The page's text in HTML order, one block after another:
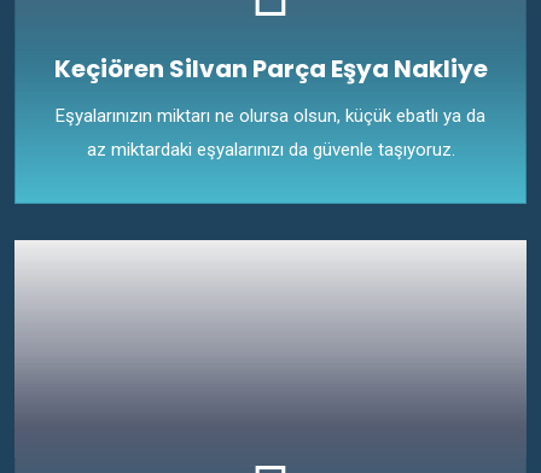
Keçiören Silvan Parça Eşya Nakliye
Eşyalarınızın miktarı ne olursa olsun, küçük ebatlı ya da
az miktardaki eşyalarınızı da güvenle taşıyoruz.